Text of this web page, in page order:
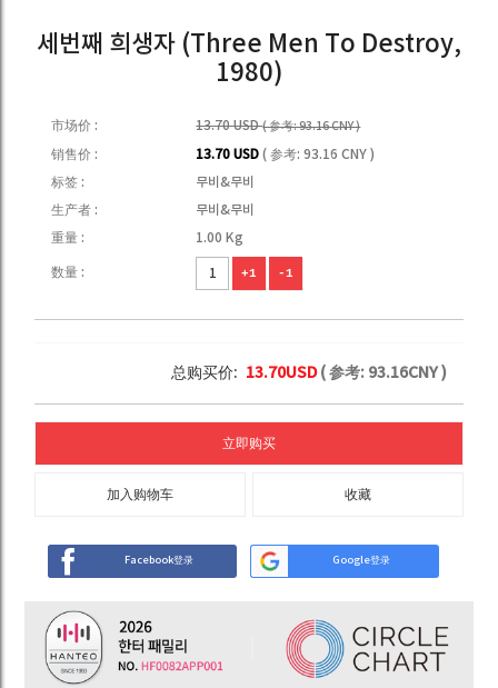
세번째 희생자 (Three Men To Destroy,
1980)
市场价 : 13.70 USD( 参考: 93.16 CNY )
销售价 : 13.70 USD( 参考: 93.16 CNY )
标签 :
무비&무비
生产者 :
무비&무비
重量 :
1.00 Kg
数量 : +1 -1
总购买价: 13.70USD( 参考: 93.16CNY )
立即购买
加入购物车 收藏
Facebook登录 Google登录